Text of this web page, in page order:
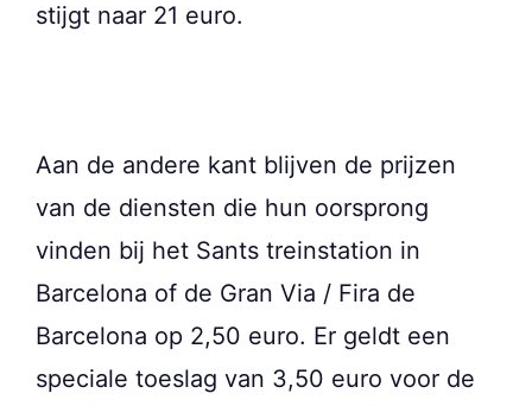
stijgt naar 21 euro.
Aan de andere kant blijven de prijzen
van de diensten die hun oorsprong
vinden bij het Sants treinstation in
Barcelona of de Gran Via / Fira de
Barcelona op 2,50 euro. Er geldt een
speciale toeslag van 3,50 euro voor de